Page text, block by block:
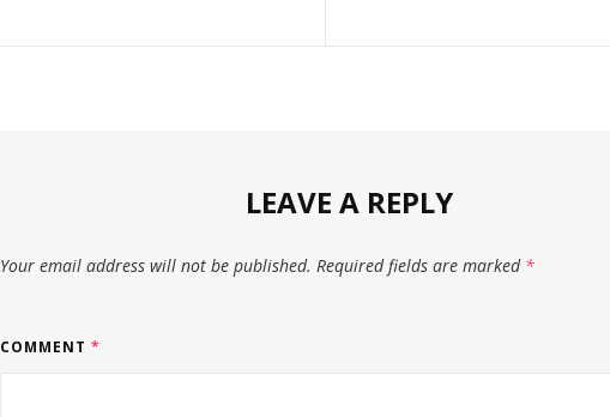
LEAVE A REPLY
Your email address will not be published. Required fields are marked *
COMMENT *